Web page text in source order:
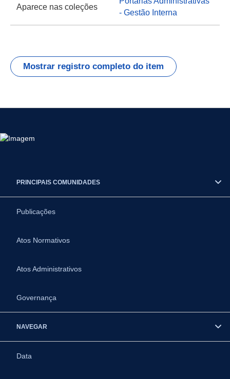
Aparece nas coleções
- Gestão Interna
Mostrar registro completo do item
PRINCIPAIS COMUNIDADES
Publicações
Atos Normativos
Atos Administrativos
Governança
NAVEGAR
Data